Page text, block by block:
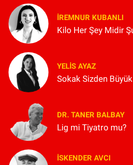
İREMNUR KUBANLI
Kilo Her Şey Midir
YELIS AYAZ
Sokak Sizden Büyük
DR. TANER BALBAY
Lig mi Tiyatro mu?
İSKENDER AVCI